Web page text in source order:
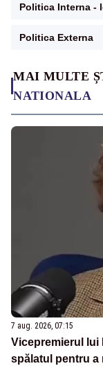
MAI MULTE
NATIONALA
7 aug. 2026, 07:15
Vicepremierul lui
spălatul pentru a
Politica Interna -
Politica Externa